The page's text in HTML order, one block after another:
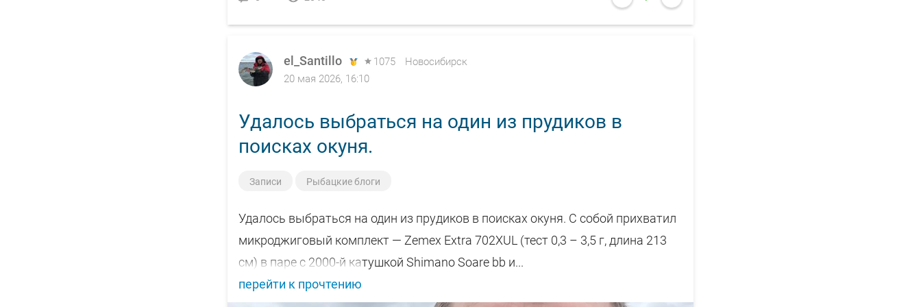
el_Santillo 1075
Новосибирск
20 мая 2026, 16:10
Удалось выбраться на один из прудиков в
поисках окуня.
Записи Рыбацкие блоги
Удалось выбраться на один из прудиков в поисках окуня. С собой прихватил
микроджиговый комплект — Zemex Extra 702XUL (тест 0,3 – 3,5 г, длина 213
см) в паре с 2000-й катушкой Shimano Soare bb и...
перейти к прочтению